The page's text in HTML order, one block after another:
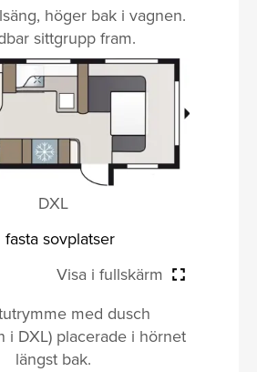
höger bak i vagnen.
sittgrupp fram.
DXL
fasta sovplatser
Visa i fullskärm
med dusch
i DXL) placerade i hörnet
längst bak.